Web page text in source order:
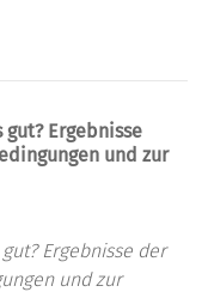
Ergebnisse
und zur
Ergebnisse der
und zur